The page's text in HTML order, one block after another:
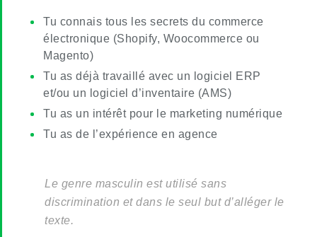
Tu connais tous les secrets du commerce
électronique (Shopify, Woocommerce ou
Magento)
Tu as déjà travaillé avec un logiciel ERP
et/ou un logiciel d’inventaire (AMS)
Tu as un intérêt pour le marketing numérique
Tu as de l’expérience en agence
Le genre masculin est utilisé sans
discrimination et dans le seul but d’alléger le
texte.